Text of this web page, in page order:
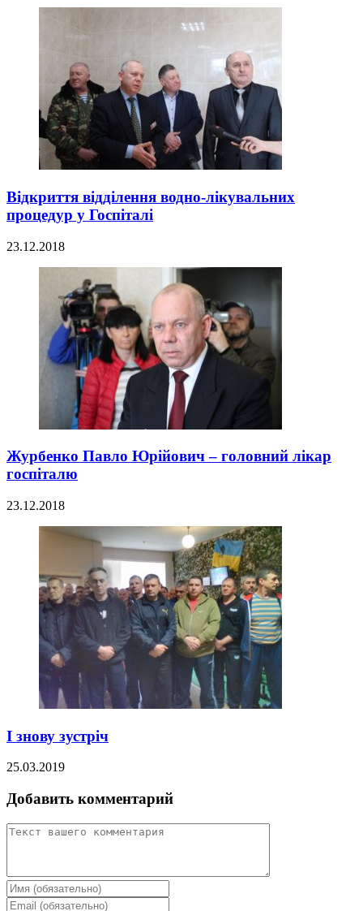
Відкриття відділення водно-лікувальних
процедур у Госпіталі
23.12.2018
Журбенко Павло Юрійович – головний лікар
госпіталю
23.12.2018
І знову зустріч
25.03.2019
Добавить комментарий